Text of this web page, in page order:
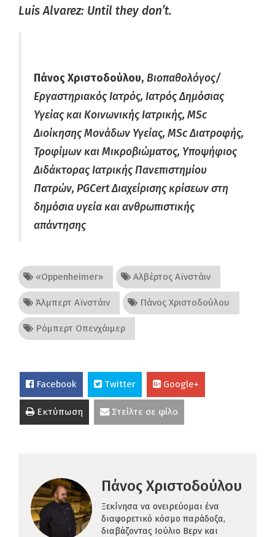
Luis Alvarez: Until they don’t.
Πάνος Χριστοδούλου, Βιοπαθολόγος/
Εργαστηριακός Ιατρός, Ιατρός Δημόσιας
Υγείας και Κοινωνικής Ιατρικής, MSc
Διοίκησης Μονάδων Υγείας, MSc Διατροφής,
Τροφίμων και Μικροβιώματος, Υποψήφιος
Διδάκτορας Ιατρικής Πανεπιστημίου
Πατρών, PGCert Διαχείρισης κρίσεων στη
δημόσια υγεία και ανθρωπιστικής
απάντησης
«Oppenheimer» Αλβέρτος Αϊνστάιν
Άλμπερτ Αϊνστάιν Πάνος Χριστοδούλου
Ρόμπερτ Οπενχάιμερ
Facebook Twitter Google+
Εκτύπωση Στείλτε σε φίλο
Πάνος Χριστοδούλου
Ξεκίνησα να ονειρεύομαι ένα
διαφορετικό κόσμο παράδοξα,
διαβάζοντας Ιούλιο Βερν και